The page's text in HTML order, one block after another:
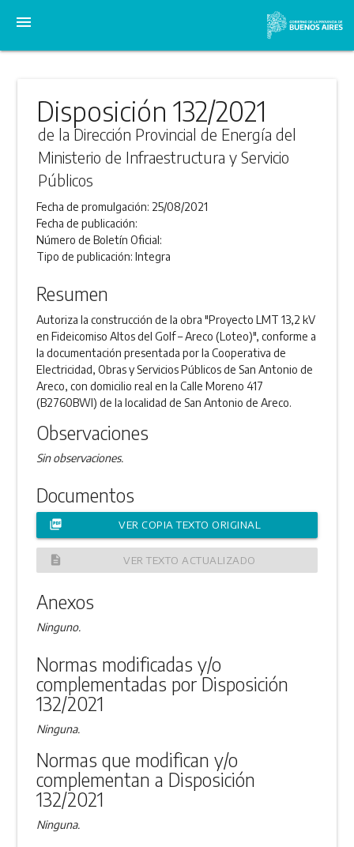
menu
Disposición 132/2021
de la Dirección Provincial de Energía del
Ministerio de Infraestructura y Servicio
Públicos
Fecha de promulgación: 25/08/2021
Fecha de publicación:
Número de Boletín Oficial:
Tipo de publicación:Integra
Resumen
Autoriza la construcción de la obra "Proyecto LMT 13,2 kV
en Fideicomiso Altos del Golf – Areco (Loteo)", conforme a
la documentación presentada por la Cooperativa de
Electricidad, Obras y Servicios Públicos de San Antonio de
Areco, con domicilio real en la Calle Moreno 417
(B2760BWI) de la localidad de San Antonio de Areco.
Observaciones
Sin observaciones.
Documentos
picture_as_pdf VER COPIA TEXTO ORIGINAL
description VER TEXTO ACTUALIZADO
Anexos
Ninguno.
Normas modificadas y/o
complementadas por Disposición
132/2021
Ninguna.
Normas que modifican y/o
complementan a Disposición
132/2021
Ninguna.